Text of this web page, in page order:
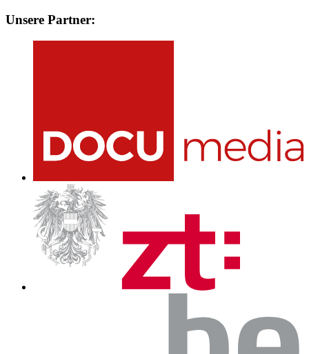
Unsere Partner: